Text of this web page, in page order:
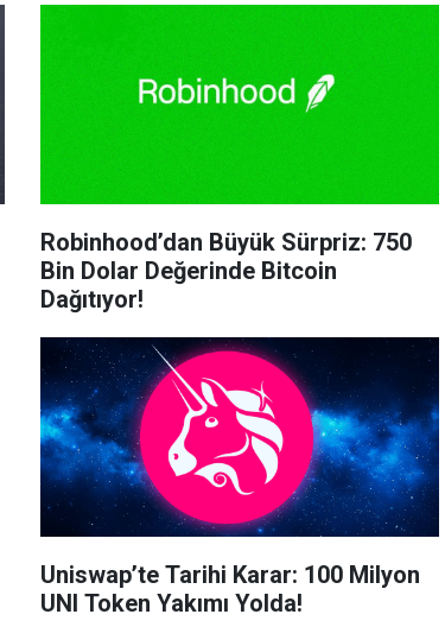
Robinhood’dan Büyük Sürpriz: 750
Bin Dolar Değerinde Bitcoin
Dağıtıyor!
Uniswap’te Tarihi Karar: 100 Milyon
UNI Token Yakımı Yolda!